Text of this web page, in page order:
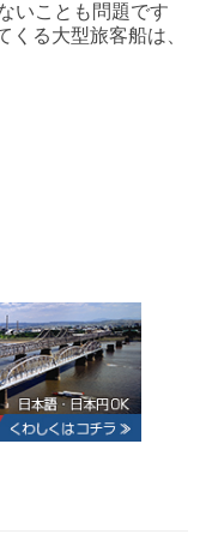
いことも問題です
る大型旅客船は、